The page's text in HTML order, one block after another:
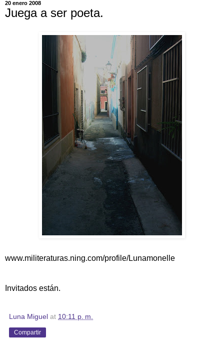
20 enero 2008
Juega a ser poeta.
www.militeraturas.ning.com/profile/Lunamonelle
Invitados están.
Luna Miguel at 10:11 p. m.
Compartir